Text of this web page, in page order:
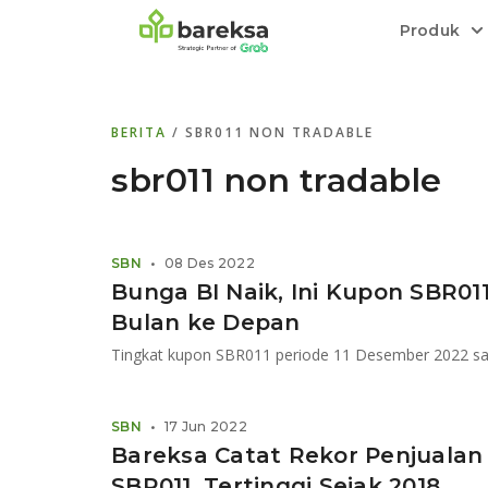
Produk
Transaksi cepat,all in one
relatif stabil.
Menyediakan layanan manajemen
Informasi terkini dan tepercaya terkait
Kenali rekam jejak dan
BERITA / SBR011 NON TRADABLE
sbr011 non tradable
Bunga BI Naik, Ini Kupon
Bulan ke Depan
SBN • 08 Des 2022
Bareksa Catat Rekor
SBN • 17 Jun 2022